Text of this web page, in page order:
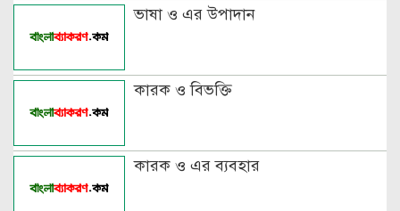
ভাষা ও এর উপাদান
কারক ও বিভক্তি
কারক ও এর ব্যবহার